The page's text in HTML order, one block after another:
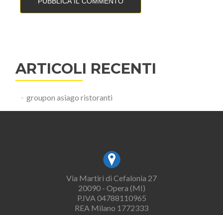
ARTICOLI RECENTI
groupon asiago ristoranti
Via Martiri di Cefalonia 27
20090 - Opera (MI)
P.IVA 04788110965
REA Milano 1772333